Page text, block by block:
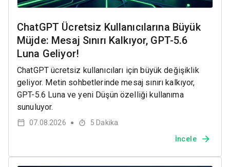
ChatGPT Ücretsiz Kullanıcılarına Büyük
Müjde: Mesaj Sınırı Kalkıyor, GPT-5.6
Luna Geliyor!
ChatGPT ücretsiz kullanıcıları için büyük değişiklik
geliyor. Metin sohbetlerinde mesaj sınırı kalkıyor,
GPT-5.6 Luna ve yeni Düşün özelliği kullanıma
sunuluyor.
07.08.2026 ● 5 Dakika
İncele